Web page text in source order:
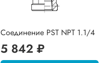
Соединение PST NPT 1.1/4
5 842 ₽